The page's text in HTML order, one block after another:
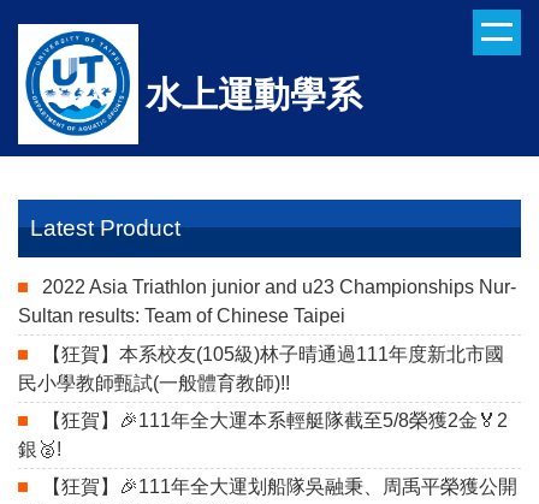
the
main
content
block
水上運動學系
Latest Product
2022 Asia Triathlon junior and u23 Championships Nur-
Sultan results: Team of Chinese Taipei
【狂賀】本系校友(105級)林子晴通過111年度新北市國
民小學教師甄試(一般體育教師)!!
【狂賀】🎉111年全大運本系輕艇隊截至5/8榮獲2金🏅️2
銀🥈!
【狂賀】🎉111年全大運划船隊吳融秉、周禹平榮獲公開